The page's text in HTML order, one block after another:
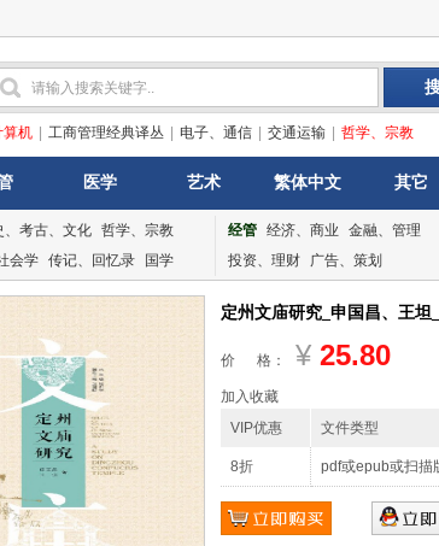
算机 工商管理经典译丛 电子、通信 交通运输 哲学、宗教
医学 艺术 繁体中文 其它
、考古、文化 哲学、宗教
会学 传记、回忆录 国学
经管 经济、商业
金融、管理
投资、理财
广告、策划
定州文庙研究_申国昌、王坦
价 格： ¥ 25.80
加入收藏
VIP优惠
文件类型
8折 pdf或epub或扫描